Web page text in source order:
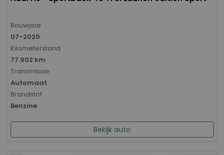
Bouwjaar
07-2020
Kilometerstand
77.902 km
Transmissie
Automaat
Brandstof
Benzine
Bekijk auto